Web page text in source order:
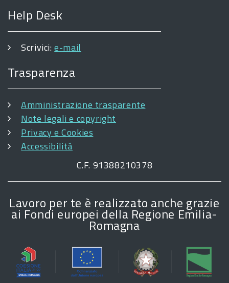
Help Desk
Scrivici:e-mail
Trasparenza
Amministrazione trasparente
Note legali e copyright
Privacy e Cookies
Accessibilità
C.F. 91388210378
Lavoro per te è realizzato anche grazie
ai Fondi europei della Regione Emilia-
Romagna